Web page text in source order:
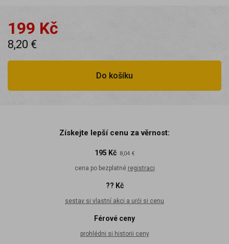
199 Kč
8,20 €
Do košíku
Získejte lepší cenu za věrnost:
195 Kč 8,04 €
cena po bezplatné registraci
?? Kč
sestav si vlastní akci a urči si cenu
Férové ceny
prohlédni si historii ceny